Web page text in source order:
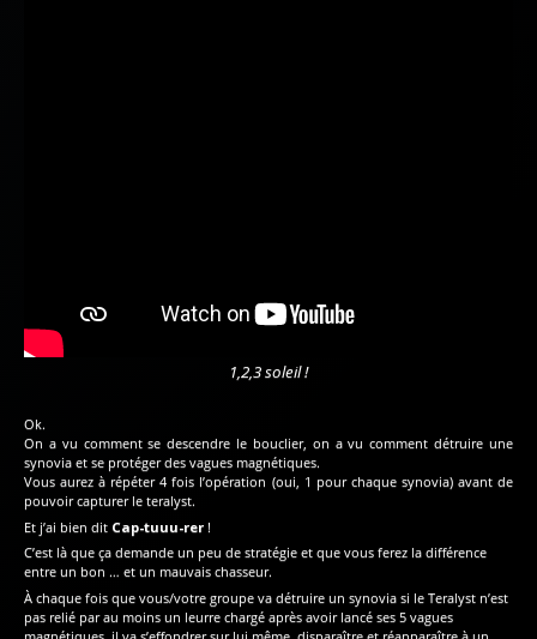
1,2,3 soleil !
Ok.
On a vu comment se descendre le bouclier, on a vu comment détruire une
synovia et se protéger des vagues magnétiques.
Vous aurez à répéter 4 fois l’opération (oui, 1 pour chaque synovia) avant de
pouvoir capturer le teralyst.
Et j’ai bien dit Cap-tuuu-rer !
C’est là que ça demande un peu de stratégie et que vous ferez la différence
entre un bon … et un mauvais chasseur.
À chaque fois que vous/votre groupe va détruire un synovia si le Teralyst n’est
pas relié par au moins un leurre chargé après avoir lancé ses 5 vagues